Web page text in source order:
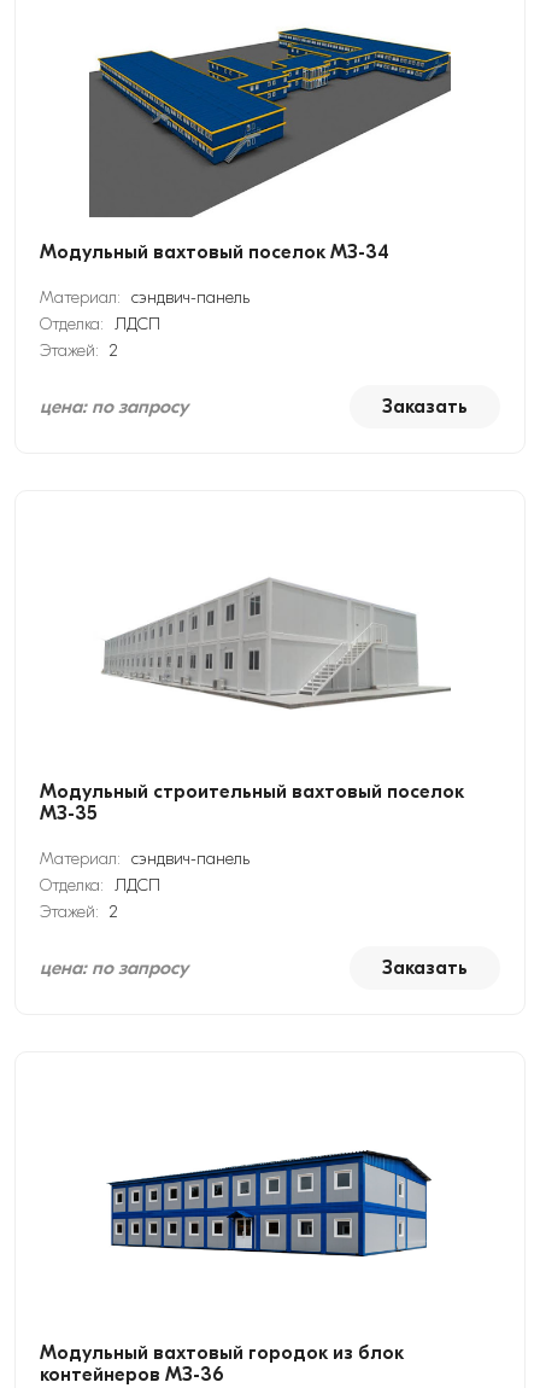
Модульный вахтовый поселок МЗ-34
Материал: сэндвич-панель
Отделка: ЛДСП
Этажей: 2
цена: по запросу Заказать
Модульный строительный вахтовый поселок
МЗ-35
Материал: сэндвич-панель
Отделка: ЛДСП
Этажей: 2
цена: по запросу Заказать
Модульный вахтовый городок из блок
контейнеров МЗ-36